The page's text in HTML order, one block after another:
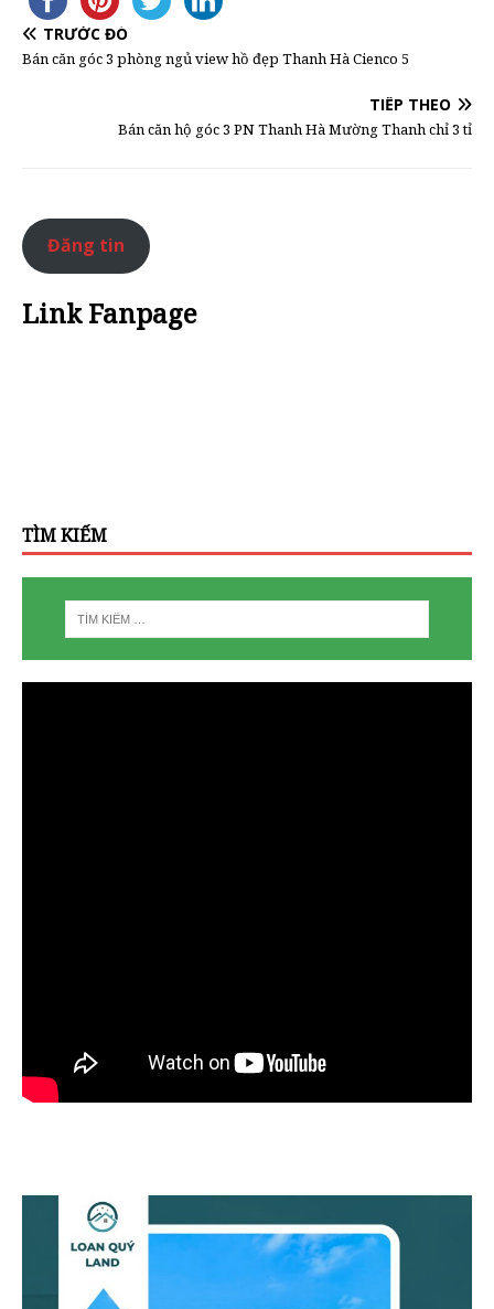
TRƯỚC ĐÓ
Bán căn góc 3 phòng ngủ view hồ đẹp Thanh Hà Cienco 5
TIẾP THEO
Bán căn hộ góc 3 PN Thanh Hà Mường Thanh chỉ 3 tỉ
Đăng tin
Link Fanpage
TÌM KIẾM